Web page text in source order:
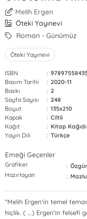
Melih Ergen
Öteki Yayınevi
Roman - Günümüz
Öteki Yayınevi
ISBN :
Basım Tarihi
: 2020-11
Baskı
: 2
Sayfa Sayısı
: 248
Boyut
: 135x210
Kapak
: Ciltli
Kağıt
: Kitap Kağıdı
Yayın Dili
: Türkçe
Emeği Geçenler
Grafiker :
Hazırlayan
:
"Melih Ergen'in temel
hiçlik. ( ...) Ergen'in felsefi